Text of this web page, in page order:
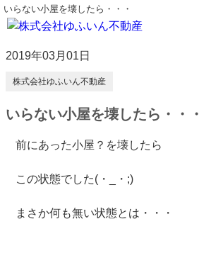
いらない小屋を壊したら・・・
2019年03月01日
株式会社ゆふいん不動産
いらない小屋を壊したら・・・
前にあった小屋？を壊したら
この状態でした(・_・;)
まさか何も無い状態とは・・・